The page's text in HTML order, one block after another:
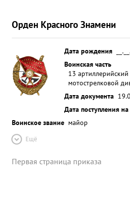
Орден Красного Знамени
Дата рождения
Воинская часть
13
мотострелковой
Дата документа
Дата поступления
Воинское звание майор
Ещё
Первая страница приказа